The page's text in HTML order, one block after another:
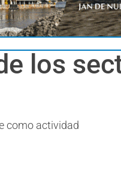
los
como actividad